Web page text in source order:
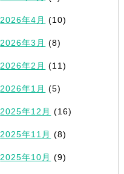
2026年4月 (10)
2026年3月 (8)
2026年2月 (11)
2026年1月 (5)
2025年12月 (16)
2025年11月 (8)
2025年10月 (9)